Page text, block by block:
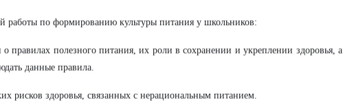
работы по формированию культуры питания у школьников:
правилах полезного питания, их роли в сохранении и укреплении здоровья, а
данные правила.
рисков здоровья, связанных с нерациональным питанием.